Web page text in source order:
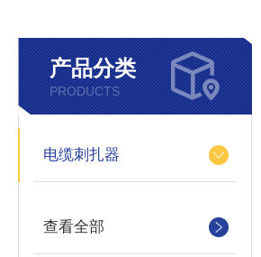
产品分类
PRODUCTS
电缆刺扎器
查看全部